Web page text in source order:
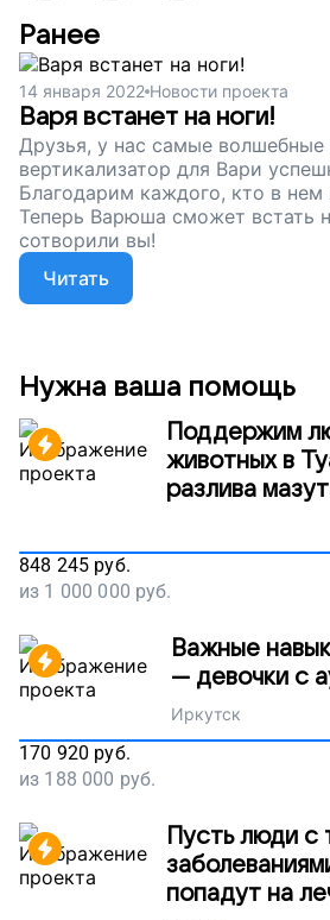
Ранее
14 января 2022 Новости проекта
Варя встанет на ноги!
Друзья, у нас самые
вертикализатор для Вари
Благодарим каждого, кто в нем
Теперь Варюша сможет встать
сотворили вы!
Читать
Нужна ваша помощь
Поддержим
животных в
разлива
848 245 руб.
из 1 000 000 руб.
Важные
— девочки с
Иркутск
170 920 руб.
из 188 000 руб.
Пусть люди с
попадут на